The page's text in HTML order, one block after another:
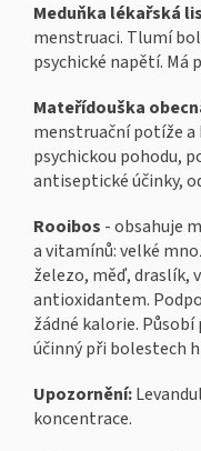
Meduňka lékařská
menstruaci. Tlumí
psychické napětí.
Mateřídouška
menstruační potíže
psychickou pohodu,
antiseptické účinky,
Rooibos - obsahuje
a vitamínů: velké
železo, měď, draslík,
antioxidantem.
žádné kalorie.
účinný při bolestech
Upozornění:
koncentrace.